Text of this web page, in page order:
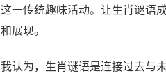
这一传统趣味活动。让生肖谜语
和展现。
我认为，生肖谜语是连接过去与